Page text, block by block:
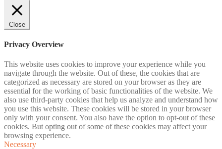
Close
Privacy Overview
This website uses cookies to improve your experience while you
navigate through the website. Out of these, the cookies that are
categorized as necessary are stored on your browser as they are
essential for the working of basic functionalities of the website. We
also use third-party cookies that help us analyze and understand how
you use this website. These cookies will be stored in your browser
only with your consent. You also have the option to opt-out of these
cookies. But opting out of some of these cookies may affect your
browsing experience.
Necessary